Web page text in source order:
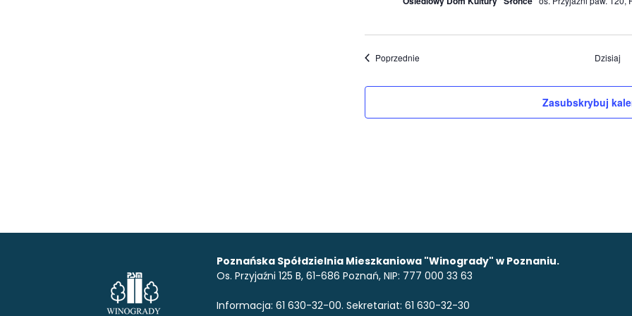
PoprzednieWydarzenia Dzisiaj
Zasubskrybuj
Poznańska Spółdzielnia Mieszkaniowa "Winogrady" w Poznaniu.
Os. Przyjaźni 125 B, 61-686 Poznań, NIP: 777 000 33 63
Informacja: 61 630-32-00. Sekretariat: 61 630-32-30